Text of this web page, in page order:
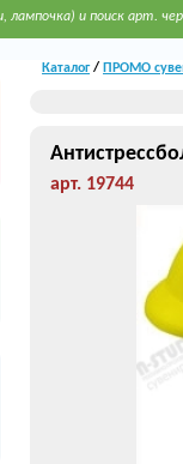
и поиск арт.
Каталог/ ПРОМО
арт. 19744